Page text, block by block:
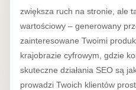
zwiększa ruch na stronie, ale
wartościowy – generowany
zainteresowane Twoimi
krajobrazie cyfrowym, gdzie
skuteczne działania SEO są
prowadzi Twoich klientów